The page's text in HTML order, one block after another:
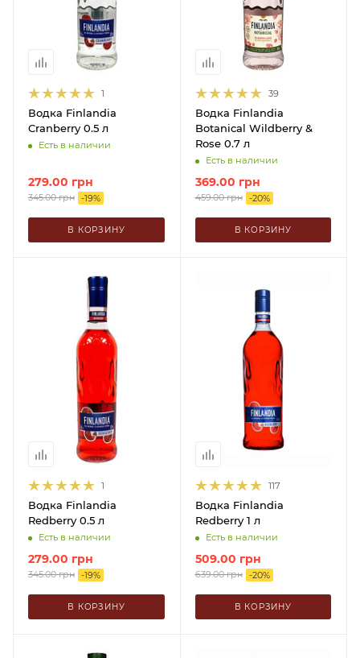
1
Водка Finlandia
Cranberry 0.5 л
Есть в наличии
279.00 грн
345.00грн -19%
В КОРЗИНУ
39
Водка Finlandia
Botanical Wildberry &
Rose 0.7 л
Есть в наличии
369.00 грн
459.00грн -20%
В КОРЗИНУ
1
Водка Finlandia
Redberry 0.5 л
Есть в наличии
279.00 грн
345.00грн -19%
В КОРЗИНУ
117
Водка Finlandia
Redberry 1 л
Есть в наличии
509.00 грн
639.00грн -20%
В КОРЗИНУ